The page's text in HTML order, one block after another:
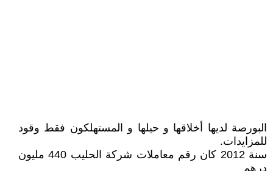
البورصة لديها أخلاقها و حيلها و المستهلكون فقط وقود
للمزايدات.
سنة 2012 كان رقم معاملات شركة الحليب 440 مليون
درهم